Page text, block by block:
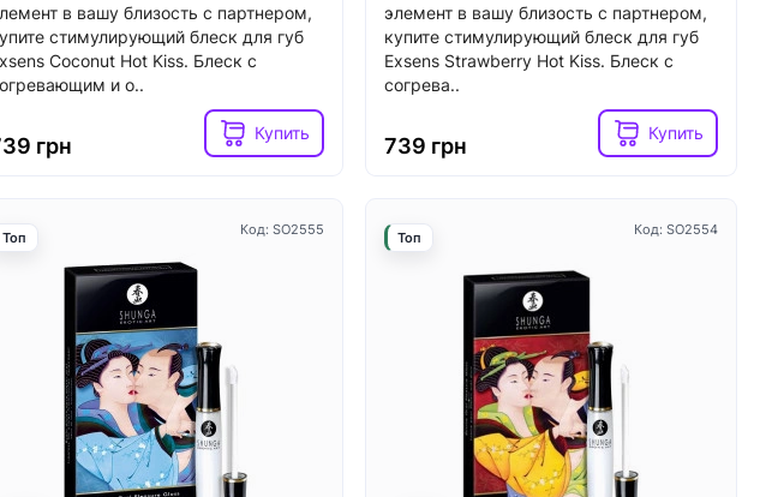
в вашу близость с партнером,
стимулирующий блеск для губ
Coconut Hot Kiss. Блеск с
и о..
грн
Купить
элемент в вашу близость с партнером,
купите стимулирующий блеск для губ
Exsens Strawberry Hot Kiss. Блеск с
согрева..
739 грн
Купить
Код: SO2555
Топ Код: SO2554
Топ